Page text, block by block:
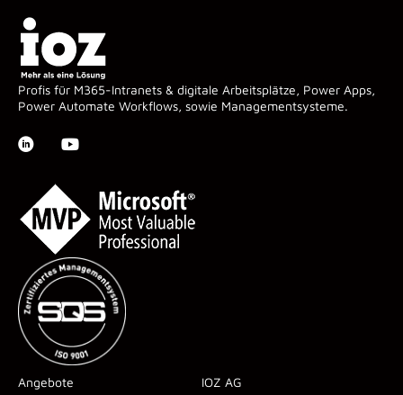
Profis für M365-Intranets & digitale Arbeitsplätze, Power Apps,
Power Automate Workflows, sowie Managementsysteme.
Angebote IOZ AG